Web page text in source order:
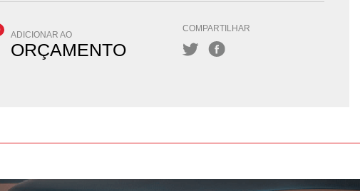
ADICIONAR AO
ORÇAMENTO
COMPARTILHAR